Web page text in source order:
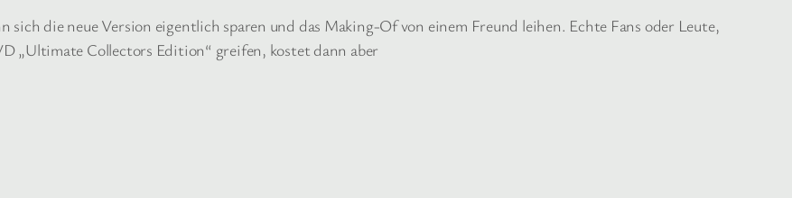
die neue Version eigentlich sparen und das Making-Of von einem Freund leihen. Echte Fans oder Leute,
„Ultimate Collectors Edition“ greifen, kostet dann aber